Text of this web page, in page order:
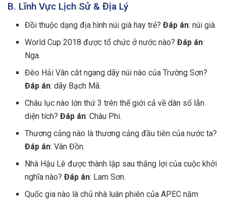
B. Lĩnh Vực Lịch Sử & Địa Lý
Đồi thuộc dạng địa hình núi già hay trẻ?Đáp án: núi già.
World Cup 2018 được tổ chức ở nước nào?Đáp án:
Nga.
Đèo Hải Vân cắt ngang dãy núi nào của Trường Sơn?
Đáp án: dãy Bạch Mã.
Châu lục nào lớn thứ 3 trên thế giới cả về dân số lẫn
diện tích?Đáp án: Châu Phi.
Thương cảng nào là thương cảng đầu tiên của nước ta?
Đáp án: Vân Đồn.
Nhà Hậu Lê được thành lập sau thắng lợi của cuộc khởi
nghĩa nào?Đáp án: Lam Sơn.
Quốc gia nào là chủ nhà luân phiên của APEC năm